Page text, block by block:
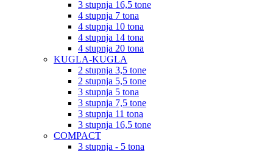
3 stupnja 16,5 tone
4 stupnja 7 tona
4 stupnja 10 tona
4 stupnja 14 tona
4 stupnja 20 tona
KUGLA-KUGLA
2 stupnja 3,5 tone
2 stupnja 5,5 tone
3 stupnja 5 tona
3 stupnja 7,5 tone
3 stupnja 11 tona
3 stupnja 16,5 tone
COMPACT
3 stupnja - 5 tona